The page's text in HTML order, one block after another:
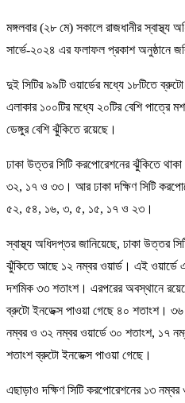
মঙ্গলবার (২৮ মে) সকালে রাজধানীর
সার্ভে-২০২৪ এর ফলাফল প্রকাশ অনুষ্ঠানে
দুই সিটির ৯৯টি ওয়ার্ডের মধ্যে ১৮টিতে
এলাকার ১০০টির মধ্যে ২০টির বেশি পাত্রে
ডেঙ্গুর বেশি ঝুঁকিতে রয়েছে।
ঢাকা উত্তর সিটি করপোরেশনের ঝুঁকিতে
৩২, ১৭ ও ৩৩। আর ঢাকা দক্ষিণ সিটি
৫২, ৫৪, ১৬, ৩, ৫, ১৫, ১৭ ও ২৩।
স্বাস্থ্য অধিদপ্তর জানিয়েছে, ঢাকা উত্তর
ঝুঁকিতে আছে ১২ নম্বর ওয়ার্ড। এই ওয়ার্ডে
দশমিক ৩৩ শতাংশ। এরপরের অবস্থানে
ব্রুটো ইনডেক্স পাওয়া গেছে ৪০ শতাংশ।
নম্বর ও ৩২ নম্বর ওয়ার্ডে ৩০ শতাংশ, ১৭
শতাংশ ব্রুটো ইনডেক্স পাওয়া গেছে।
এছাড়াও দক্ষিণ সিটি করপোরেশনের ১৩ নম্বর